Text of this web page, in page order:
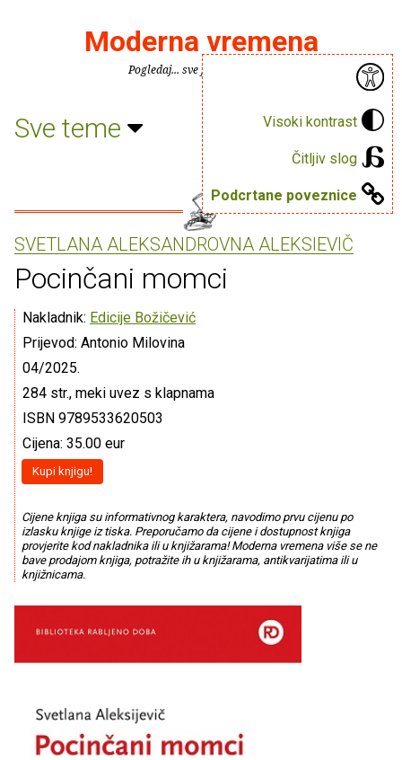
Visoki kontrast
Čitljiv slog
Podcrtane poveznice
Moderna vremena
Pogledaj... sve je puno knjiga.
Sve teme
SVETLANA ALEKSANDROVNA ALEKSIEVIČ
Pocinčani momci
Nakladnik: Edicije Božičević
Prijevod: Antonio Milovina
04/2025.
284 str., meki uvez s klapnama
ISBN 9789533620503
Cijena: 35.00 eur
Kupi knjigu!
Cijene knjiga su informativnog karaktera, navodimo prvu cijenu po
izlasku knjige iz tiska. Preporučamo da cijene i dostupnost knjiga
provjerite kod nakladnika ili u knjižarama! Moderna vremena više se ne
bave prodajom knjiga, potražite ih u knjižarama, antikvarijatima ili u
knjižnicama.